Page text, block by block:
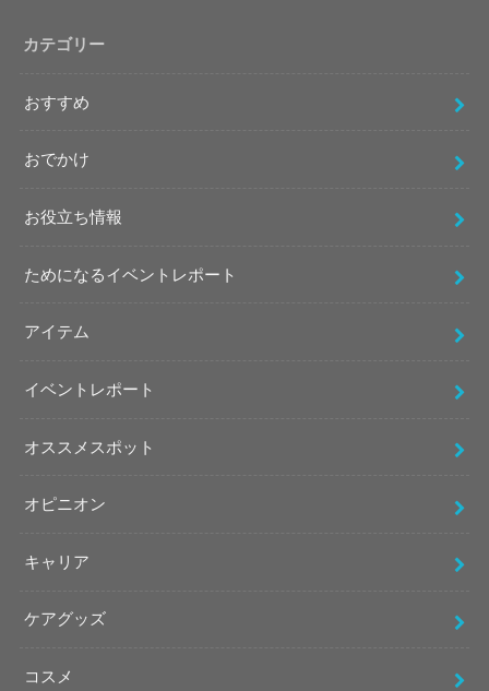
カテゴリー
おすすめ
おでかけ
お役立ち情報
ためになるイベントレポート
アイテム
イベントレポート
オススメスポット
オピニオン
キャリア
ケアグッズ
コスメ